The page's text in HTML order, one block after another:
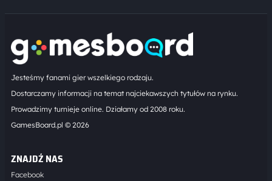
Jesteśmy fanami gier wszelkiego rodzaju.
Dostarczamy informacji na temat najciekawszych tytułów na rynku.
Prowadzimy turnieje online. Działamy od 2008 roku.
GamesBoard.pl © 2026
ZNAJDŹ NAS
Facebook